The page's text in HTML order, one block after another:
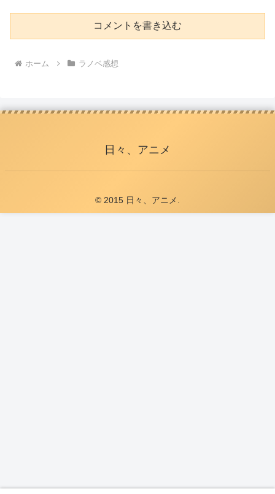
コメントを書き込む
ホーム ラノベ感想
日々、アニメ
© 2015 日々、アニメ.